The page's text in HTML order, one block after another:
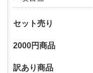
セット売り
2000円商品
訳あり商品